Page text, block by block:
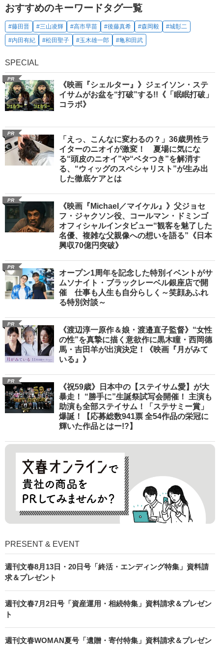
おすすめのキーワードタグ一覧
#藤田晋 #三山凌輝 #高市早苗 #後藤真希 #森岡毅
#城彰二
#内田有紀
#松田聖子 #玉木雄一郎 #亀和田武
SPECIAL
PR
《映画『シェルター』》ジェイソン・ステ
イサムがお盆を“打破”する!!《「眠眠打破」
コラボ》
PR
「えっ、こんなに変わるの？」36歳男性ラ
イターのニオイが激変！ 夏場に気にな
る“頭皮のニオイ”や“ベタつき”を解消す
る、“ウィッグのスペシャリスト”が生み出
した徹底ケアとは
PR
《映画『Michael／マイケル』》父ジョセ
フ・ジャクソン役、コールマン・ドミンゴ
オフィシャルインタビュー“観客を魅了した
名優、複雑な父親像への想いを語る”《日本
興収70億円突破》
PR
オープン1周年を記念した特別イベントがサ
ムソナイト・ブラックレーベル銀座店で開
催 仕事も人生も自分らしく～笑顔あふれ
る特別対談～
PR
《渡辺淳一原作＆娘・渡邉直子監督》“女性
の性”を真摯に描く意欲作に黒木瞳・西岡德
馬・吉田羊が出演決定！《映画『月がみて
いる』》
PR
《祝59歳》日本中の【ステイサム愛】が大
暴走！ “勝手に”生誕祭試写会開催！ 主演も
助演も全部ステイサム！「ステサミー賞」
爆誕！【応募総数941票 全54作品の栄冠に
輝いた作品とはー!?】
PRESENT & EVENT
週刊文春8月13日・20日号「終活・エンディング特集」資料請
求＆プレゼント
週刊文春7月2日号「資産運用・相続特集」資料請求＆プレゼン
ト
週刊文春WOMAN夏号「遺贈・寄付特集」資料請求＆プレゼン